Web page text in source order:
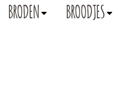
BRODEN BROODJES